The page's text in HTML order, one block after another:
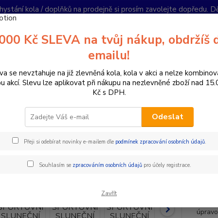
kola / doplňků na prodejně si prosím zavolejte dopředu.
Hledat
PO-
SPORTOVNÍ SLUNEČNÍ BRÝLE R2 FLUKE
SLUNEČNÍ BRÝLE R2
Kč SLEVA na tvůj nákup, obdržíš
emailu!
se nevztahuje na již zlevněná kola, kola v akci a nelze
akcí. Slevu lze aplikovat při nákupu na nezlevněné zboží nad
Kč s DPH.
Odeslat
Přeji si odebírat novinky e-mailem dle podmínek zpracování osobních údajů.
Souhlasím se zpracováním osobních údajůpro účely registrace.
Zavřít